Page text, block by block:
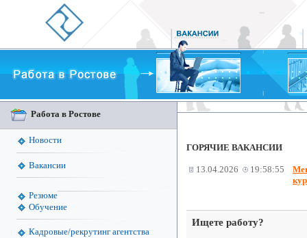
Работа в Ростове
Новости
Вакансии
Резюме
Обучение
Кадровые/рекрутинг агентства
ГОРЯЧИЕ ВАКАНСИИ
13.04.2026 19:58:55
Ищете работу?